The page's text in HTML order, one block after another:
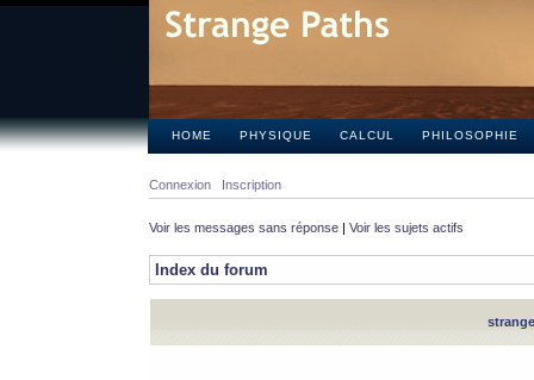
HOME PHYSIQUE CALCUL PHILOSOPHIE
Connexion Inscription
Voir les messages sans réponse | Voir les sujets actifs
Index du forum